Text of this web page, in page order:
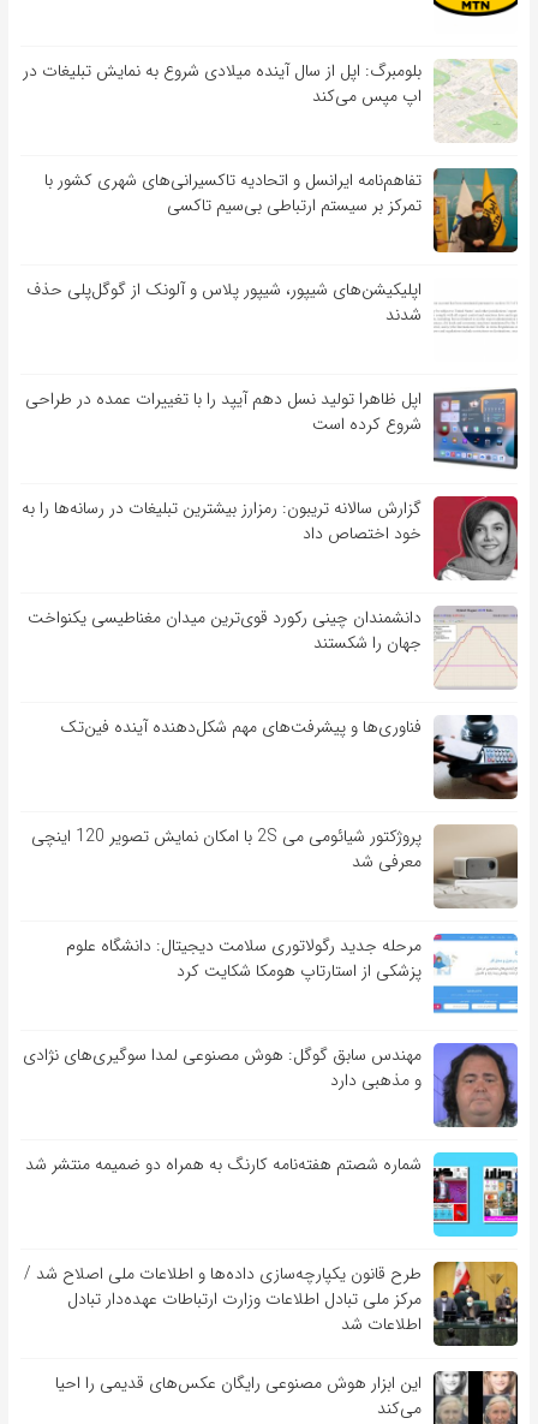
بلومبرگ: اپل از سال آینده میلادی شروع به نمایش تبلیغات در
اپ مپس می‌کند
تفاهم‌نامه‌ ایرانسل و اتحادیه تاکسیرانی‌های شهری کشور با
تمرکز بر سیستم ارتباطی بی‌سیم تاکسی
اپلیکیشن‌های شیپور، شیپور پلاس و آلونک از گوگل‌پلی حذف
شدند
اپل ظاهرا تولید نسل دهم آیپد را با تغییرات عمده در طراحی
شروع کرده است
گزارش سالانه تریبون: رمزارز بیشترین تبلیغات در رسانه‌ها را به
خود اختصاص داد
دانشمندان چینی رکورد قوی‌ترین میدان مغناطیسی یکنواخت
جهان را شکستند
فناوری‌ها و پیشرفت‌های مهم شکل‌دهنده آینده فین‌تک
پروژکتور شیائومی می 2S با امکان نمایش تصویر 120 اینچی
معرفی شد
مرحله جدید رگولاتوری سلامت دیجیتال: دانشگاه علوم
پزشکی از استارتاپ هومکا شکایت کرد
مهندس سابق گوگل: هوش مصنوعی لمدا سوگیری‌های نژادی
و مذهبی دارد
شماره شصتم هفته‌نامه کارنگ به همراه دو ضمیمه منتشر شد
طرح قانون یکپارچه‌سازی داده‌ها و اطلاعات ملی اصلاح شد /
مرکز ملی تبادل اطلاعات وزارت ارتباطات عهده‌دار تبادل
اطلاعات شد
این ابزار هوش مصنوعی رایگان عکس‌های قدیمی را احیا
می‌کند